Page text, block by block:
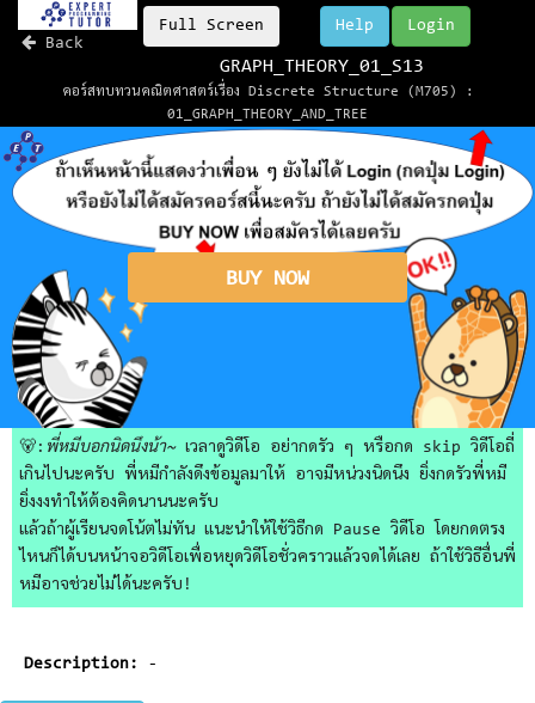
Back
Full Screen Login
Help
GRAPH_THEORY_01_S13
คอร์สทบทวนคณิตศาสตร์เรื่อง Discrete Structure (M705) :
01_GRAPH_THEORY_AND_TREE
BUY NOW
🐻: พี่หมีบอกนิดนึงน้า~เวลาดูวิดีโอ อย่ากดรัว ๆ หรือกด skip วิดีโอถี่
เกินไปนะครับ พี่หมีกำลังดึงข้อมูลมาให้ อาจมีหน่วงนิดนึง ยิ่งกดรัวพี่หมี
ยิ่งงงทำให้ต้องคิดนานนะครับ
แล้วถ้าผู้เรียนจดโน้ตไม่ทัน แนะนำให้ใช้วิธีกด Pause วิดีโอ โดยกดตรง
ไหนก็ได้บนหน้าจอวิดีโอเพื่อหยุดวิดีโอชั่วคราวแล้วจดได้เลย ถ้าใช้วิธีอื่นพี่
หมีอาจช่วยไม่ได้นะครับ!
Description: -